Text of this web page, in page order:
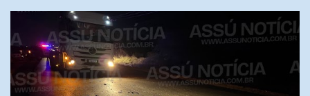
públicos que participam dos encontros. Em duas oportunidades, a
lobista esteve no Palácio do Planalto e no gabinete do ministro do
Desenvolvimento Social, Wellington Dias, acompanhada do então
sócio de Lulinha. Os encontros não foram registrados nas agendas
oficiais. Fábio Luís é alvo de inquérito aberto nesta quinta-feira,